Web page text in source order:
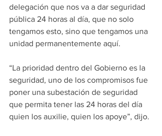
delegación que nos va a dar seguridad
pública 24 horas al día, que no solo
tengamos esto, sino que tengamos una
unidad permanentemente aquí.
“La prioridad dentro del Gobierno es la
seguridad, uno de los compromisos fue
poner una subestación de seguridad
que permita tener las 24 horas del día
quien los auxilie, quien los apoye”, dijo.